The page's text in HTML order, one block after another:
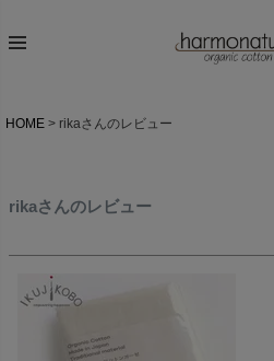
HOME rikaさんのレビュー
rikaさんのレビュー